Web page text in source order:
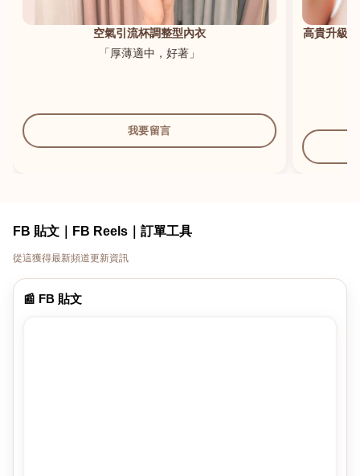
空氣引流杯調整型內衣
「厚薄適中，好著」
我要留言
高貴升級
FB 貼文｜FB Reels｜訂單工具
從這獲得最新頻道更新資訊
📰 FB 貼文